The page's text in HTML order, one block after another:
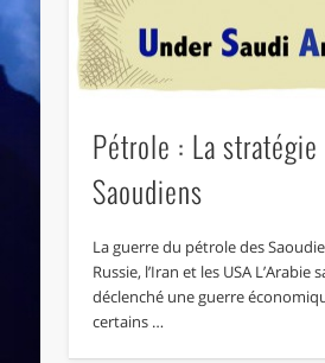
Pétrole : La stratégie
Saoudiens
La guerre du pétrole des
Russie, l’Iran et les USA L’Arabie
déclenché une guerre
certains …